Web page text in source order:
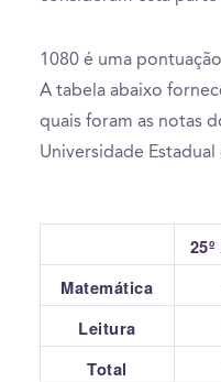
1080 é uma
A tabela abaixo
quais foram as notas
Universidade
Matemática
Leitura
Total